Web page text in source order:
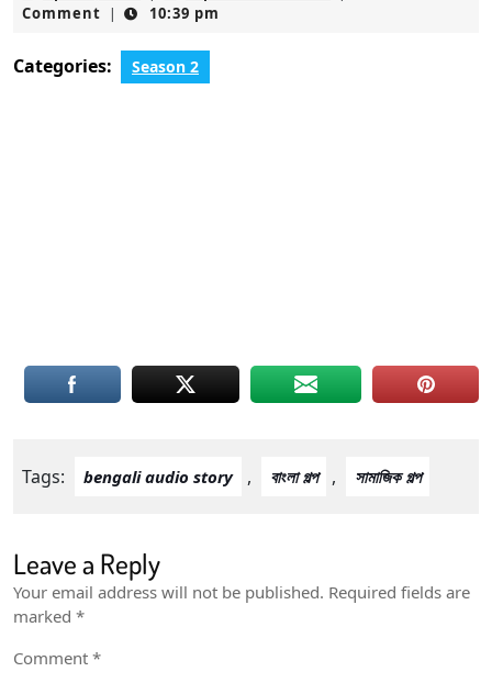
2,
Comment | 10:39 pm
Categories: Season 2
Tags: bengali audio story , বাংলা গল্প , সামাজিক গল্প
Leave a Reply
Your email address will not be published. Required fields are
marked *
Comment *